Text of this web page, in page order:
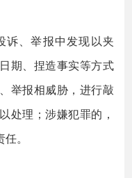
、举报中发现以夹
期、捏造事实等方式
举报相威胁，进行敲
处理；涉嫌犯罪的，
。